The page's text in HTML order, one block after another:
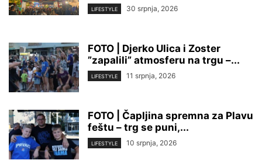
LIFESTYLE 30 srpnja, 2026
FOTO | Djerko Ulica i Zoster
”zapalili” atmosferu na trgu –...
LIFESTYLE 11 srpnja, 2026
FOTO | Čapljina spremna za Plavu
feštu – trg se puni,...
LIFESTYLE 10 srpnja, 2026